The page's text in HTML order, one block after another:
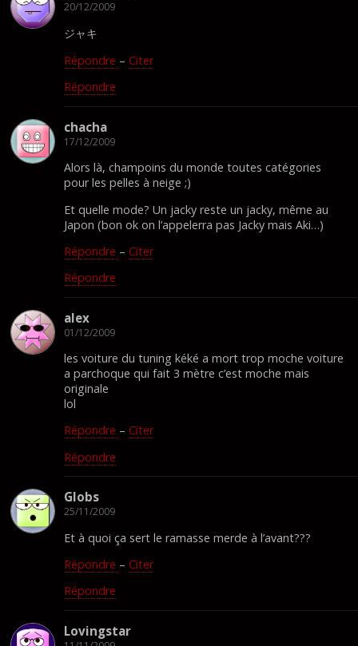
20/12/2009
ジャキ
Répondre – Citer
Répondre
chacha
17/12/2009
Alors là, champoins du monde toutes catégories
pour les pelles à neige ;)
Et quelle mode? Un jacky reste un jacky, même au
Japon (bon ok on l’appelerra pas Jacky mais Aki…)
Répondre – Citer
Répondre
alex
01/12/2009
les voiture du tuning kéké a mort trop moche voiture
a parchoque qui fait 3 mètre c’est moche mais
originale
lol
Répondre – Citer
Répondre
Globs
25/11/2009
Et à quoi ça sert le ramasse merde à l’avant???
Répondre – Citer
Répondre
Lovingstar